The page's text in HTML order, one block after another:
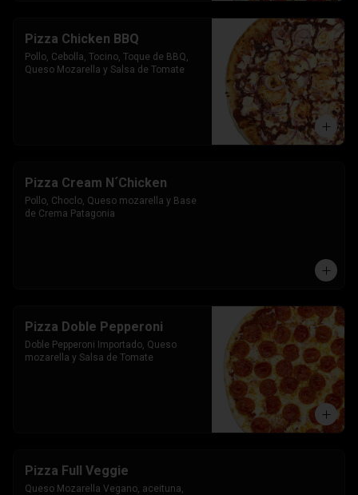
Pizza Chicken BBQ
Pollo, Cebolla, Tocino, Toque de BBQ,
Queso Mozarella y Salsa de Tomate
Pizza Cream N´Chicken
Pollo, Choclo, Queso mozarella y Base
de Crema Patagonia
Pizza Doble Pepperoni
Doble Pepperoni Importado, Queso
mozarella y Salsa de Tomate
Pizza Full Veggie
Queso Mozarella Vegano, aceituna,